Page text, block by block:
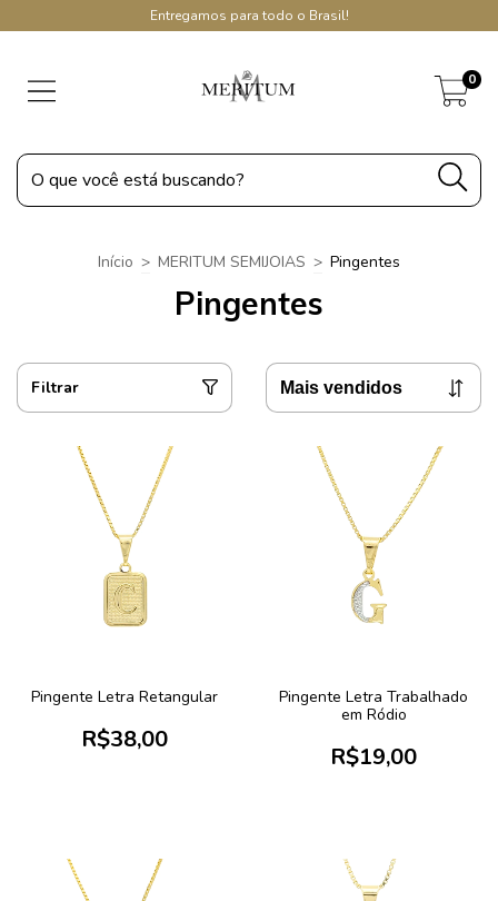
Entregamos para todo o Brasil!
0
Início > MERITUM SEMIJOIAS > Pingentes
Pingentes
Filtrar
Pingente Letra Retangular
R$38,00
Pingente Letra Trabalhado
em Ródio
R$19,00